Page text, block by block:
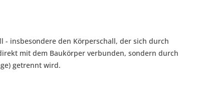
insbesondere den Körperschall, der sich durch
mit dem Baukörper verbunden, sondern durch
getrennt wird.